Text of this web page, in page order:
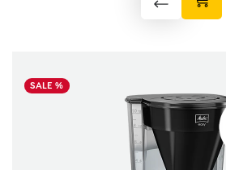
SALE %